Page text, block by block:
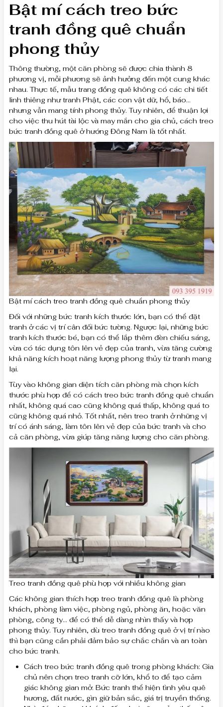
Bật mí cách treo bức
tranh đồng quê chuẩn
phong thủy
Thông thường, một căn phòng sẽ được chia thành 8
phương vị, mỗi phương sẽ ảnh hưởng đến một cung khác
nhau. Thực tế, mẫu trang đồng quê không có các chi tiết
linh thiêng như tranh Phật, các con vật dữ, hổ, báo…
nhưng vẫn mang tính phong thủy. Tuy nhiên, để thuận lợi
cho việc thu hút tài lộc và may mắn cho gia chủ, cách treo
bức tranh đồng quê ở hướng Đông Nam là tốt nhất.
Bật mí cách treo tranh đồng quê chuẩn phong thủy
Đối với những bức tranh kích thước lớn, bạn có thể đặt
tranh ở các vị trí cân đối bức tường. Ngược lại, những bức
tranh kích thước bé, bạn có thể lắp thêm đèn chiếu sáng,
vừa có tác dụng tôn lên vẻ đẹp của tranh, vừa tăng cường
khả năng kích hoạt năng lượng phong thủy từ tranh mang
lại.
Tùy vào không gian diện tích căn phòng mà chọn kích
thước phù hợp để có cách treo bức tranh đồng quê chuẩn
nhất, không quá cao cũng không quá thấp, không quá to
cũng không quá nhỏ. Tốt nhất, nên treo tranh ở những vị
trí có ánh sáng, làm tôn lên vẻ đẹp của bức tranh và cho
cả căn phòng, vừa giúp tăng năng lượng cho căn phòng.
Treo tranh đồng quê phù hợp với nhiều không gian
Các không gian thích hợp treo tranh đồng quê là phòng
khách, phòng làm việc, phòng ngủ, phòng ăn, hoặc văn
phòng, công ty… để có thể dễ dàng nhìn thấy và hợp
phong thủy. Tuy nhiên, dù treo tranh đồng quê ở vị trí nào
thì bạn cũng cần phải đảm bảo sự chắc chắn và an toàn
cho bức tranh.
Cách treo bức tranh đồng quê trong phòng khách: Gia
chủ nên chọn treo tranh cỡ lớn, khổ to để tạo cảm
giác không gian mở. Bức tranh thể hiện tình yêu quê
hương, đất nước, gìn giữ bản sắc, giá trị truyền thống.